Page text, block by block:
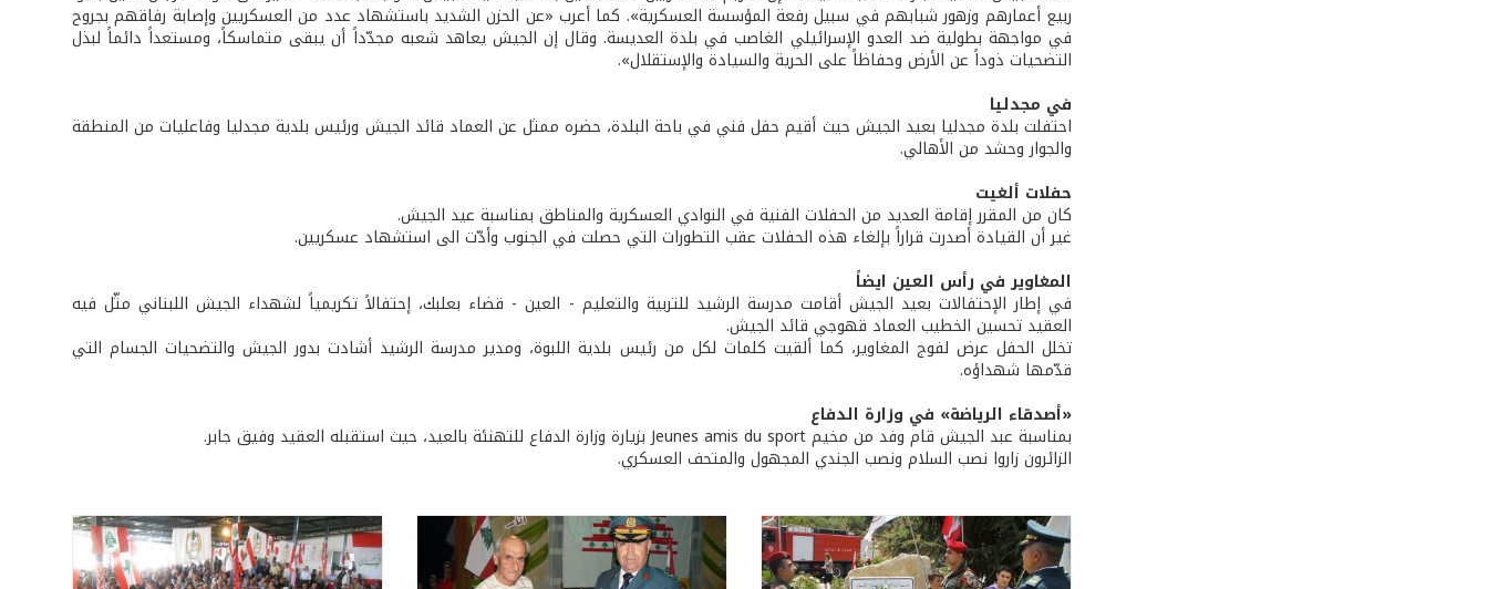
ربيع أعمارهم وزهور شبابهم في سبيل رفعة المؤسسة العسكرية». كما أعرب «عن الحزن الشديد باستشهاد عدد من العسكريين وإصابة رفاقهم بجروح
في مواجهة بطولية ضد العدو الإسرائيلي الغاصب في بلدة العديسة. وقال إن الجيش يعاهد شعبه مجدّداً أن يبقى متماسكاً، ومستعداً دائماً لبذل
التضحيات ذوداً عن الأرض وحفاظاً على الحرية والسيادة والإستقلال».
في مجدليا
احتفلت بلدة مجدليا بعيد الجيش حيث أقيم حفل فني في باحة البلدة، حضره ممثل عن العماد قائد الجيش ورئيس بلدية مجدليا وفاعليات من المنطقة
والجوار وحشد من الأهالي.
حفلات ألغيت
كان من المقرر إقامة العديد من الحفلات الفنية في النوادي العسكرية والمناطق بمناسبة عيد الجيش.
غير أن القيادة أصدرت قراراً بإلغاء هذه الحفلات عقب التطورات التي حصلت في الجنوب وأدّت الى استشهاد عسكريين.
المغاوير في رأس العين ايضاً
في إطار الإحتفالات بعيد الجيش أقامت مدرسة الرشيد للتربية والتعليم - العين - قضاء بعلبك، إحتفالاً تكريمياً لشهداء الجيش اللبناني مثّل فيه
العقيد تحسين الخطيب العماد قهوجي قائد الجيش.
تخلل الحفل عرض لفوج المغاوير، كما ألقيت كلمات لكل من رئيس بلدية اللبوة، ومدير مدرسة الرشيد أشادت بدور الجيش والتضحيات الجسام التي
قدّمها شهداؤه.
«أصدقاء الرياضة» في وزارة الدفاع
بمناسبة عبد الجيش قام وفد من مخيم Jeunes amis du sport بزيارة وزارة الدفاع للتهنئة بالعيد، حيث استقبله العقيد وفيق جابر.
الزائرون زاروا نصب السلام ونصب الجندي المجهول والمتحف العسكري.